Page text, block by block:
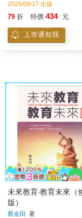
2026/08/17 出版
79 折 特價 434 元
上市通知我
未來教育‧教育未來（
版）
蔡金田 著